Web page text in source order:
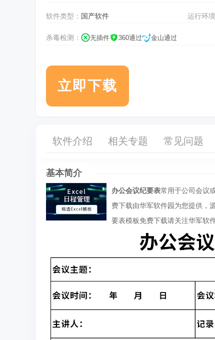
软件类型： 国产软件 运行环
杀毒检测： 无插件 360通过 金山通过
立即下载
软件介绍 相关专题 常见问题
基本简介
办公会议纪要表常用于公司会议
费下载由华军软件园为您提供，
要表模板免费下载请关注华军软件